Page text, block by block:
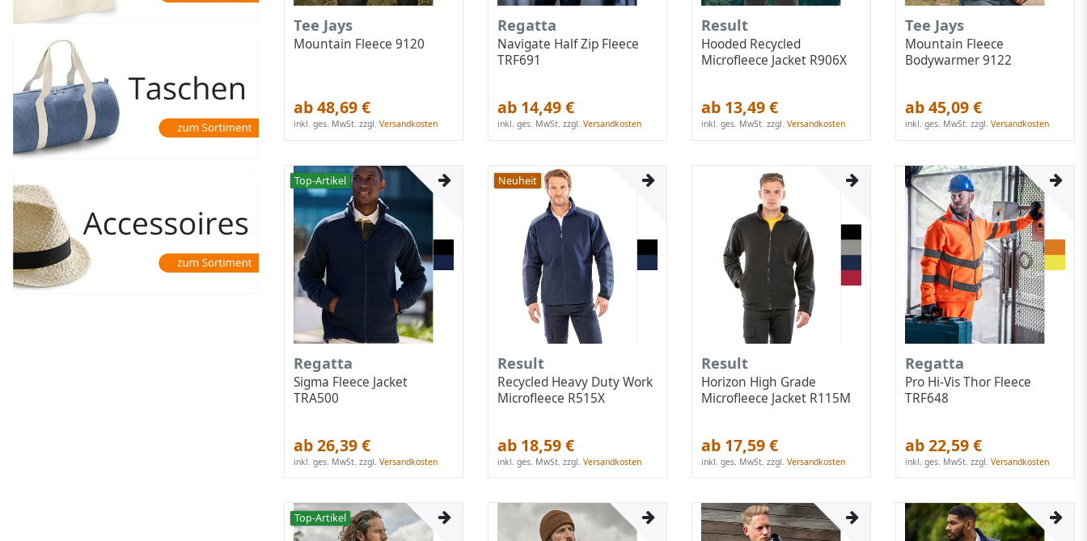
Tee Jays
Mountain Fleece 9120
ab 48,69 €
inkl. ges. MwSt. zzgl.Versandkosten
Regatta
Navigate Half Zip Fleece
TRF691
ab 14,49 €
inkl. ges. MwSt. zzgl.Versandkosten
Result
Hooded Recycled
Microfleece Jacket R906X
ab 13,49 €
inkl. ges. MwSt. zzgl.Versandkosten
Tee Jays
Mountain Fleece
Bodywarmer 9122
ab 45,09 €
inkl. ges. MwSt. zzgl.Versandkosten
Top-Artikel
Regatta
Sigma Fleece Jacket
TRA500
ab 26,39 €
inkl. ges. MwSt. zzgl.Versandkosten
Neuheit
Result
Recycled Heavy Duty Work
Microfleece R515X
ab 18,59 €
inkl. ges. MwSt. zzgl.Versandkosten
Result
Horizon High Grade
Microfleece Jacket R115M
ab 17,59 €
inkl. ges. MwSt. zzgl.Versandkosten
Regatta
Pro Hi-Vis Thor Fleece
TRF648
ab 22,59 €
inkl. ges. MwSt. zzgl.Versandkosten
Top-Artikel